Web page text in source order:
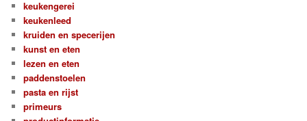
keukengerei
keukenleed
kruiden en specerijen
kunst en eten
lezen en eten
paddenstoelen
pasta en rijst
primeurs